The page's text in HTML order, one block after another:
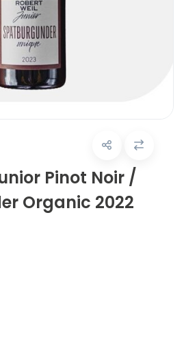
Pinot Noir /
Organic 2022